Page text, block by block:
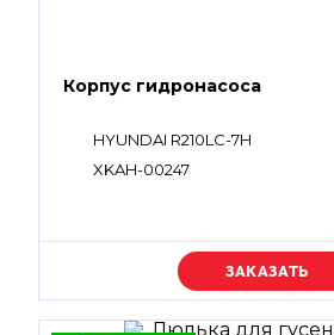
Корпус гидронасоса
HYUNDAI R210LC-7H
XKAH-00247
Уточняйте цену